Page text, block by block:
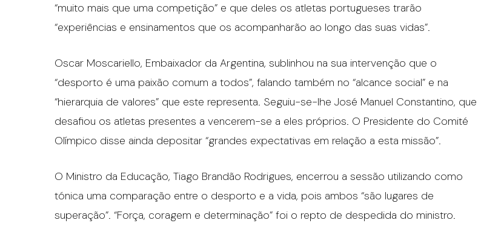
“muito mais que uma competição” e que deles os atletas portugueses trarão
“experiências e ensinamentos que os acompanharão ao longo das suas vidas”.
Oscar Moscariello, Embaixador da Argentina, sublinhou na sua intervenção que o
“desporto é uma paixão comum a todos”, falando também no “alcance social” e na
“hierarquia de valores” que este representa. Seguiu-se-lhe José Manuel Constantino, que
desafiou os atletas presentes a vencerem-se a eles próprios. O Presidente do Comité
Olímpico disse ainda depositar “grandes expectativas em relação a esta missão”.
O Ministro da Educação, Tiago Brandão Rodrigues, encerrou a sessão utilizando como
tónica uma comparação entre o desporto e a vida, pois ambos “são lugares de
superação”. “Força, coragem e determinação” foi o repto de despedida do ministro.